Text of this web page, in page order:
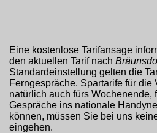
Eine kostenlose Tarifansage
den aktuellen Tarif nach
Standardeinstellung gelten die
Ferngespräche. Spartarife für die
natürlich auch fürs Wochenende,
Gespräche ins nationale
können, müssen Sie bei uns
eingehen.